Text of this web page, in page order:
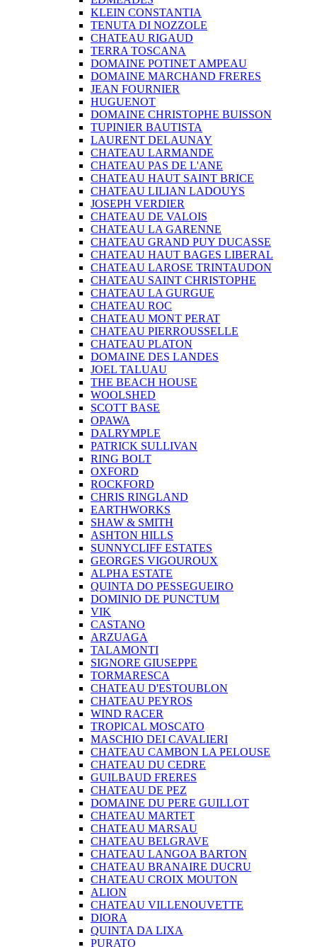
KLEIN CONSTANTIA
TENUTA DI NOZZOLE
CHATEAU RIGAUD
TERRA TOSCANA
DOMAINE POTINET AMPEAU
DOMAINE MARCHAND FRERES
JEAN FOURNIER
HUGUENOT
DOMAINE CHRISTOPHE BUISSON
TUPINIER BAUTISTA
LAURENT DELAUNAY
CHATEAU LARMANDE
CHATEAU PAS DE L'ANE
CHATEAU HAUT SAINT BRICE
CHATEAU LILIAN LADOUYS
JOSEPH VERDIER
CHATEAU DE VALOIS
CHATEAU LA GARENNE
CHATEAU GRAND PUY DUCASSE
CHATEAU HAUT BAGES LIBERAL
CHATEAU LAROSE TRINTAUDON
CHATEAU SAINT CHRISTOPHE
CHATEAU LA GURGUE
CHATEAU ROC
CHATEAU MONT PERAT
CHATEAU PIERROUSSELLE
CHATEAU PLATON
DOMAINE DES LANDES
JOEL TALUAU
THE BEACH HOUSE
WOOLSHED
SCOTT BASE
OPAWA
DALRYMPLE
PATRICK SULLIVAN
RING BOLT
OXFORD
ROCKFORD
CHRIS RINGLAND
EARTHWORKS
SHAW & SMITH
ASHTON HILLS
SUNNYCLIFF ESTATES
GEORGES VIGOUROUX
ALPHA ESTATE
QUINTA DO PESSEGUEIRO
DOMINIO DE PUNCTUM
VIK
CASTANO
ARZUAGA
TALAMONTI
SIGNORE GIUSEPPE
TORMARESCA
CHATEAU D'ESTOUBLON
CHATEAU PEYROS
WIND RACER
TROPICAL MOSCATO
MASCHIO DEI CAVALIERI
CHATEAU CAMBON LA PELOUSE
CHATEAU DU CEDRE
GUILBAUD FRERES
CHATEAU DE PEZ
DOMAINE DU PERE GUILLOT
CHATEAU MARTET
CHATEAU MARSAU
CHATEAU BELGRAVE
CHATEAU LANGOA BARTON
CHATEAU BRANAIRE DUCRU
CHATEAU CROIX MOUTON
ALION
CHATEAU VILLENOUVETTE
DIORA
QUINTA DA LIXA
PURATO